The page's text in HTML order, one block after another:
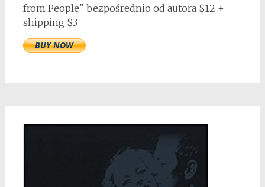
from People" bezpośrednio od autora $12 +
shipping $3